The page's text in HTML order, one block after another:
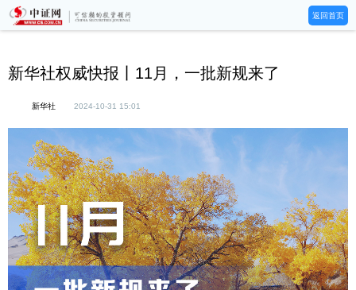
返回首页
新华社权威快报丨11月，一批新规来了
新华社 2024-10-31 15:01